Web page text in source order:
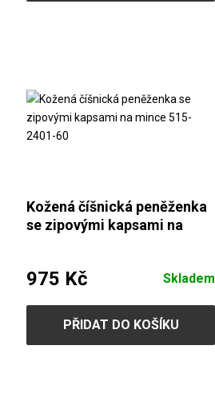
Kožená číšnická peněženka
se zipovými kapsami na
975 Kč Skladem
PŘIDAT DO KOŠÍKU